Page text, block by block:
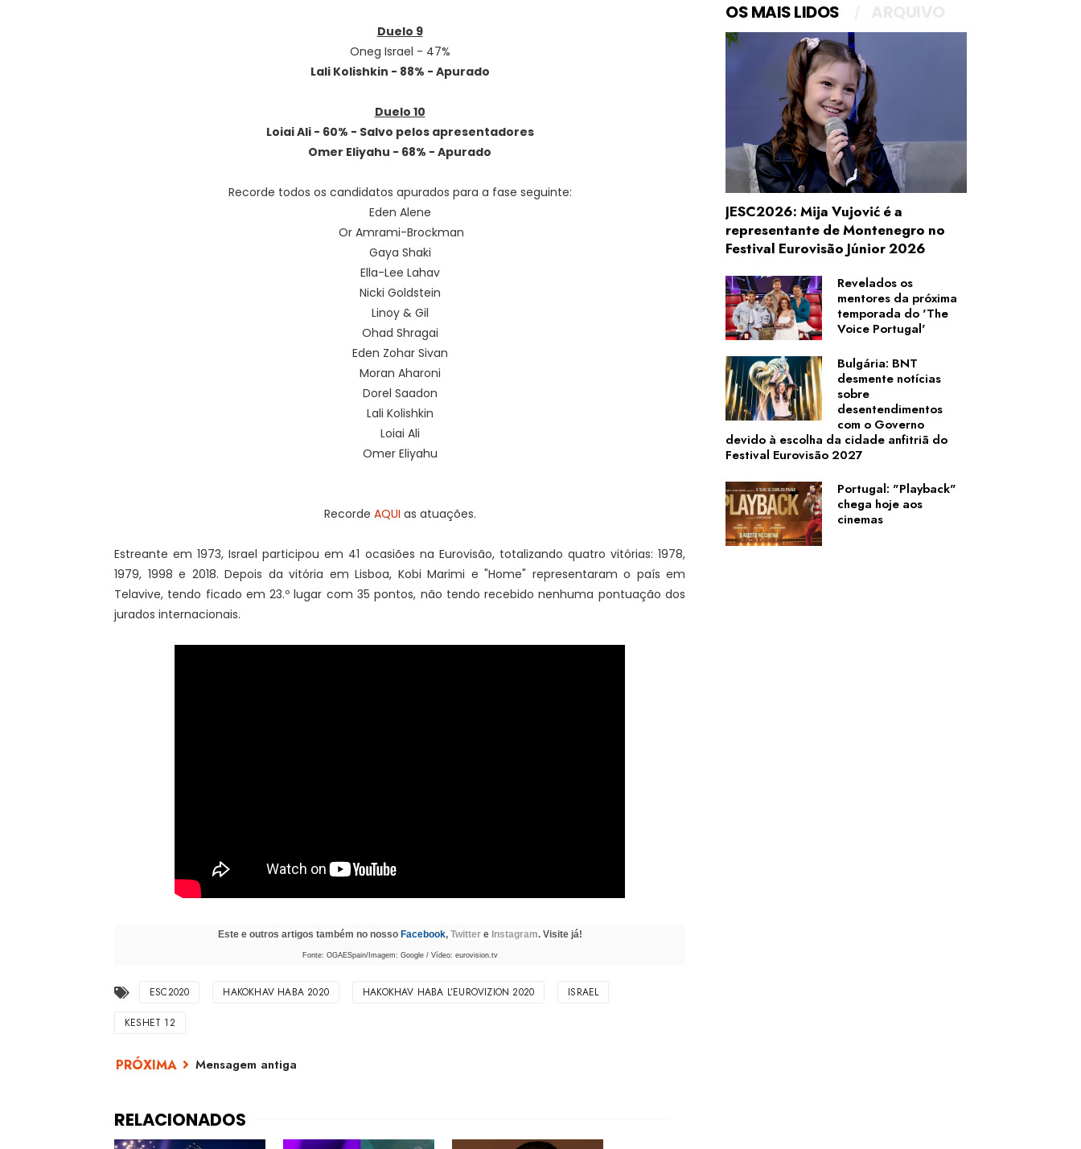
Duelo 9
Oneg Israel - 47%
Lali Kolishkin - 88% - Apurado
Duelo 10
Loiai Ali - 60% - Salvo pelos apresentadores
Omer Eliyahu - 68% - Apurado
Recorde todos os candidatos apurados para a fase seguinte:
Eden Alene
Or Amrami-Brockman
Gaya Shaki
Ella-Lee Lahav
Nicki Goldstein
Linoy & Gil
Ohad Shragai
Eden Zohar Sivan
Moran Aharoni
Dorel Saadon
Lali Kolishkin
Loiai Ali
Omer Eliyahu
Recorde AQUI as atuações.
Estreante em 1973, Israel participou em 41 ocasiões na Eurovisão, totalizando quatro vitórias: 1978,
1979, 1998 e 2018. Depois da vitória em Lisboa, Kobi Marimi e "Home" representaram o país em
Telavive, tendo ficado em 23.º lugar com 35 pontos, não tendo recebido nenhuma pontuação dos
jurados internacionais.
Este e outros artigos também no nosso Facebook, Twittere Instagram. Visite já!
Fonte: OGAESpain/Imagem: Google / Vídeo: eurovision.tv
ESC2020 HAKOKHAV HABA 2020 HAKOKHAV HABA L’EUROVIZION 2020 ISRAEL
KESHET 12
Mensagem antiga
OS MAIS LIDOS
JESC2026: Mija Vujović é a
representante de Montenegro no
Festival Eurovisão Júnior 2026
Revelados os
mentores da próxima
temporada do 'The
Voice Portugal'
Bulgária: BNT
desmente notícias
sobre
desentendimentos
com o Governo
devido à escolha da cidade anfitriã do
Festival Eurovisão 2027
Portugal: "Playback"
chega hoje aos
cinemas